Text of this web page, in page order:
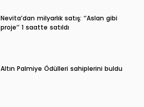
Nevita’dan milyarlık satış: ‘’Aslan gibi
proje’’ 1 saatte satıldı
Altın Palmiye Ödülleri sahiplerini buldu